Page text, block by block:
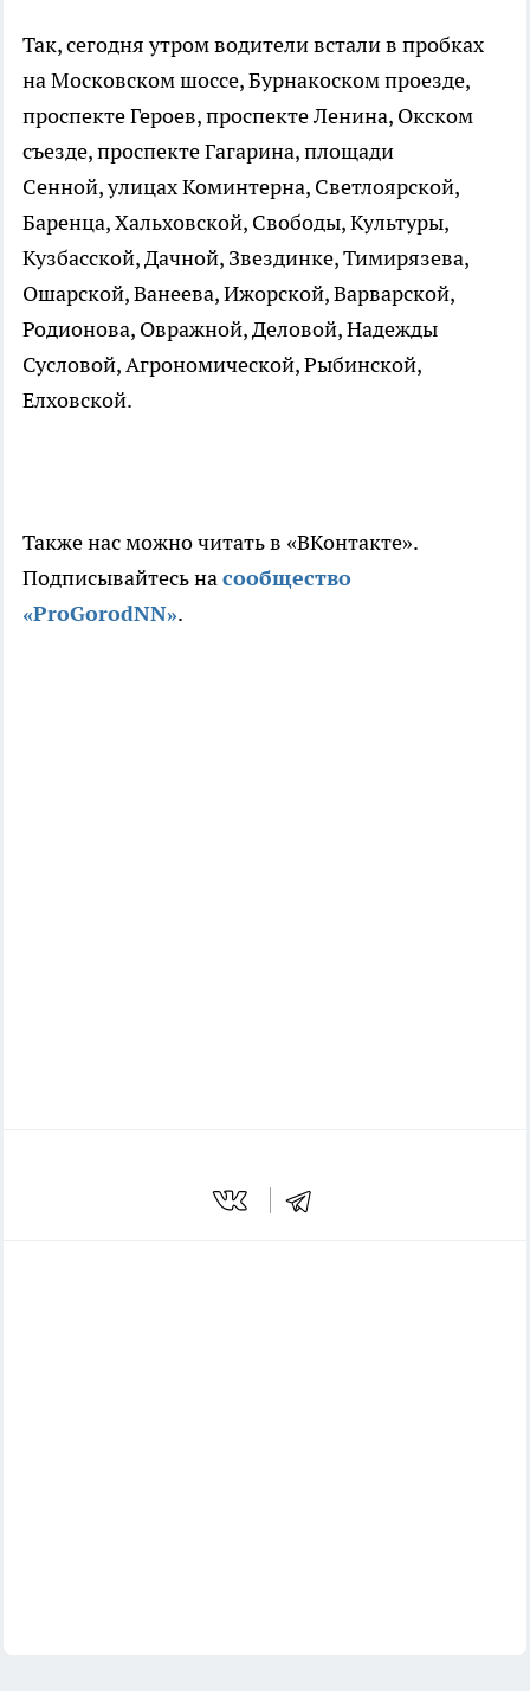
Так, сегодня утром водители встали в пробках
на Московском шоссе, Бурнакоском проезде,
проспекте Героев, проспекте Ленина, Окском
съезде, проспекте Гагарина, площади
Сенной, улицах Коминтерна, Светлоярской,
Баренца, Хальховской, Свободы, Культуры,
Кузбасской, Дачной, Звездинке, Тимирязева,
Ошарской, Ванеева, Ижорской, Варварской,
Родионова, Овражной, Деловой, Надежды
Сусловой, Агрономической, Рыбинской,
Елховской.
Также нас можно читать в «ВКонтакте».
Подписывайтесь насообщество
«ProGorodNN».